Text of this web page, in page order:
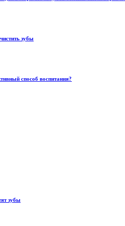
зубы
способ воспитания?
зубы